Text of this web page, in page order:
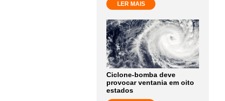
LER MAIS
Ciclone-bomba deve
provocar ventania em oito
estados